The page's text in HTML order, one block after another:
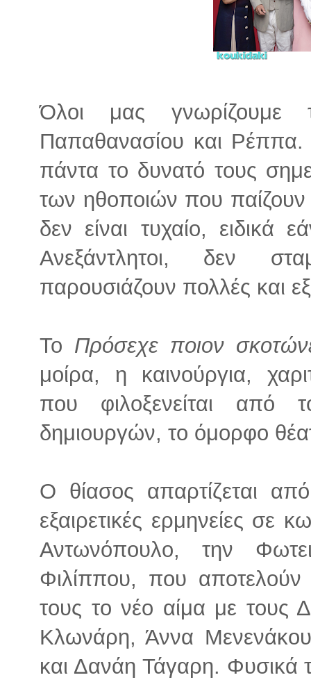
Όλοι μας γνωρίζουμε
Παπαθανασίου και Ρέππα.
πάντα το δυνατό τους
των ηθοποιών που παίζουν
δεν είναι τυχαίο, ειδικά
Ανεξάντλητοι, δεν
παρουσιάζουν πολλές και
Το Πρόσεχε ποιον
μοίρα, η καινούργια,
που φιλοξενείται από
δημιουργών, το όμορφο
Ο θίασος απαρτίζεται
εξαιρετικές ερμηνείες σε
Αντωνόπουλο, την
Φιλίππου, που
τους το νέο αίμα με τους
Κλωνάρη, Άννα
και Δανάη Τάγαρη. Φυσικά